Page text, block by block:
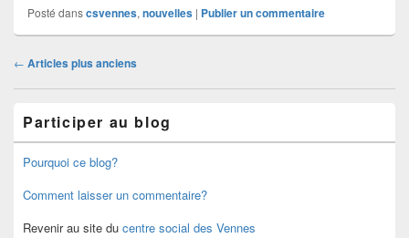
Posté danscsvennes, nouvelles | Publier un commentaire
Navigation
articles
← Articles plus anciens
principale
de
widget
latérale
Participer au blog
Pourquoi ce blog?
Comment laisser un commentaire?
Revenir au site du centre social des Vennes